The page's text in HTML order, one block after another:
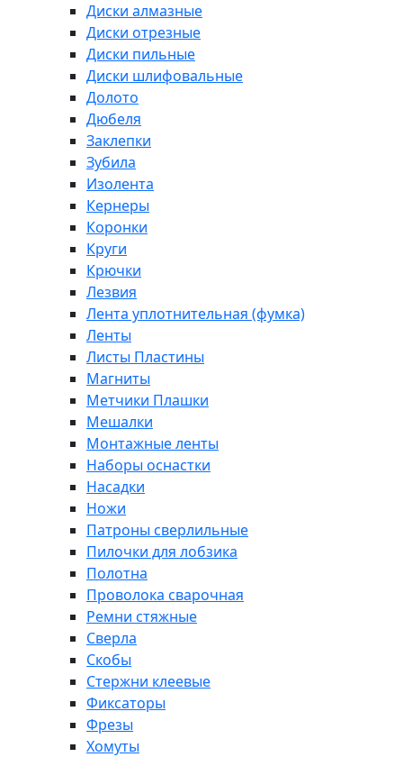
Диски алмазные
Диски отрезные
Диски пильные
Диски шлифовальные
Долото
Дюбеля
Заклепки
Зубила
Изолента
Кернеры
Коронки
Круги
Крючки
Лезвия
Лента уплотнительная (фумка)
Ленты
Листы Пластины
Магниты
Метчики Плашки
Мешалки
Монтажные ленты
Наборы оснастки
Насадки
Ножи
Патроны сверлильные
Пилочки для лобзика
Полотна
Проволока сварочная
Ремни стяжные
Сверла
Скобы
Стержни клеевые
Фиксаторы
Фрезы
Хомуты